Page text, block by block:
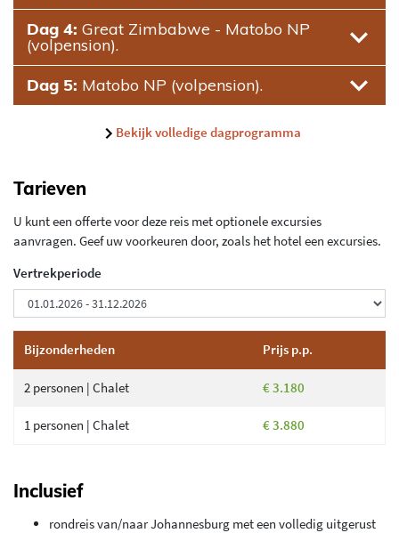
Dag 4: Great Zimbabwe - Matobo NP
(volpension).
Dag 5: Matobo NP (volpension).
Bekijk volledige dagprogramma
Tarieven
U kunt een offerte voor deze reis met optionele excursies
aanvragen. Geef uw voorkeuren door, zoals het hotel een excursies.
Vertrekperiode
Bijzonderheden Prijs p.p.
2 personen | Chalet € 3.180
1 personen | Chalet € 3.880
Inclusief
rondreis van/naar Johannesburg met een volledig uitgerust